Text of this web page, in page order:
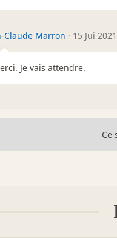
Claude Marron · 15 Jui
Je vais attendre.
Ce